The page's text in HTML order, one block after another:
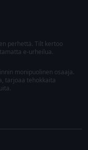
perhettä. Tilt kertoo
e-urheilua.
monipuolinen osaaja.
tarjoaa tehokkaita